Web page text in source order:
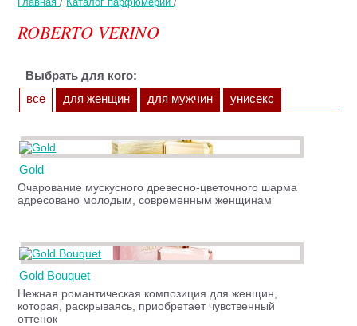
ROBERTO VERINO
Выбрать для кого:
все
для женщин для мужчин унисекс
Gold
Очарование мускусного древесно-цветочного шарма
адресовано молодым, современным женщинам
Gold Bouquet
Нежная романтическая композиция для женщин,
которая, раскрываясь, приобретает чувственный
оттенок